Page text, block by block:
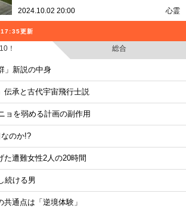
2024.10.02 20:00 心霊
17:35更新
！ 総合
」新説の中身
伝承と古代宇宙飛行士説
ョを弱める計画の副作用
のか!?
た遭難女性2人の20時間
続ける男
通点は「逆境体験」